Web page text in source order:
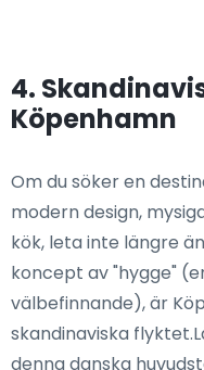
4.
Köpenhamn
Om du söker en
modern design,
kök, leta inte längre
koncept av "hygge"
välbefinnande), är
skandinaviska
denna danska